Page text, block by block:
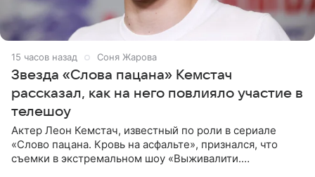
15 часов назад Соня Жарова
Звезда «Слова пацана» Кемстач
рассказал, как на него повлияло участие в
телешоу
Актер Леон Кемстач, известный по роли в сериале
«Слово пацана. Кровь на асфальте», признался, что
съемки в экстремальном шоу «Выживалити.